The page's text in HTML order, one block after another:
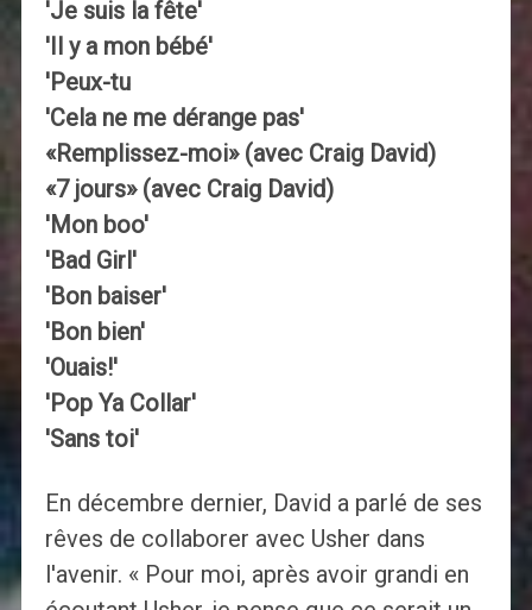
'Je suis la fête'
'Il y a mon bébé'
'Peux-tu
'Cela ne me dérange pas'
«Remplissez-moi» (avec Craig David)
«7 jours» (avec Craig David)
'Mon boo'
'Bad Girl'
'Bon baiser'
'Bon bien'
'Ouais!'
'Pop Ya Collar'
'Sans toi'
En décembre dernier, David a parlé de ses
rêves de collaborer avec Usher dans
l'avenir. « Pour moi, après avoir grandi en